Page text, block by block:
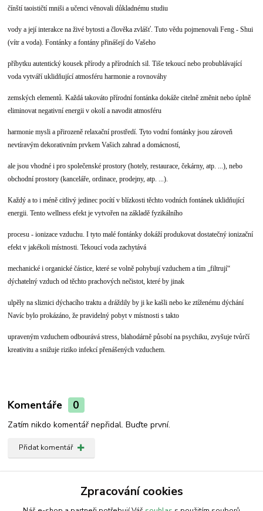
čínští taoističtí mniši a učenci věnovali důkladnému studiu
vody a její interakce na živé bytosti a člověka zvlášť. Tuto vědu pojmenovali Feng - Shui
(vítr a voda). Fontánky a fontány přinášejí do Vašeho
příbytku autentický kousek přírody a přírodních sil. Tiše tekoucí nebo probublávající
voda vytváří uklidňující atmosféru harmonie a rovnováhy
zemských elementů. Každá takováto přírodní fontánka dokáže citelně změnit nebo úplně
eliminovat negativní energii v okolí a navodit atmosféru
harmonie mysli a přirozeně relaxační prostředí. Tyto vodní fontánky jsou zároveň
nevtíravým dekorativním prvkem Vašich zahrad a domácností,
ale jsou vhodné i pro společenské prostory (hotely, restaurace, čekárny, atp. ...), nebo
obchodní prostory (kanceláře, ordinace, prodejny, atp. ...).
Každý a to i méně citlivý jedinec pocítí v blízkosti těchto vodních fontánek uklidňující
energii. Tento wellness efekt je vytvořen na základě fyzikálního
procesu - ionizace vzduchu. I tyto malé fontánky dokáží produkovat dostatečný ionizační
efekt v jakékoli místnosti. Tekoucí voda zachytává
mechanické i organické částice, které se volně pohybují vzduchem a tím „filtrují“
dýchatelný vzduch od těchto prachových nečistot, které by jinak
ulpěly na sliznici dýchacího traktu a dráždily by ji ke kašli nebo ke ztíženému dýchání
Navíc bylo prokázáno, že pravidelný pobyt v místnosti s takto
upraveným vzduchem odbourává stress, blahodárně působí na psychiku, zvyšuje tvůrčí
kreativitu a snižuje riziko infekcí přenášených vzduchem.
Komentáře 0
Zatím nikdo komentář nepřidal. Buďte první.
Přidat komentář
Zboží zařazeno v kategoriích
Zpracování cookies